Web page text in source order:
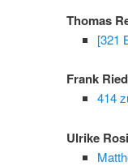
Thomas
[321
Frank
414
Ulrike